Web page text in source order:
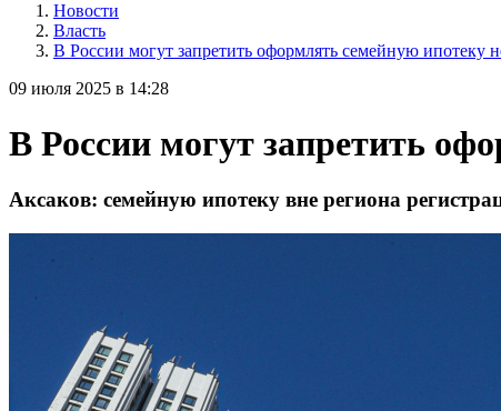
Новости
Власть
В России могут запретить оформлять семейную ипотеку
09 июля 2025 в 14:28
В России могут запретить
Аксаков: семейную ипотеку вне региона